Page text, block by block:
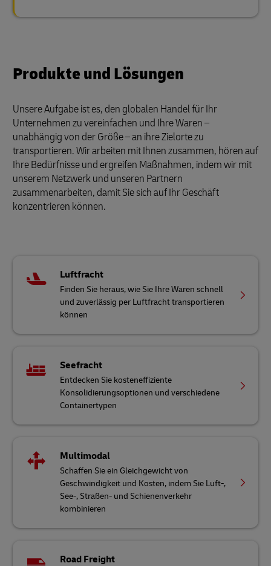
Produkte und Lösungen
Unsere Aufgabe ist es, den globalen Handel für Ihr
Unternehmen zu vereinfachen und Ihre Waren –
unabhängig von der Größe – an ihre Zielorte zu
transportieren. Wir arbeiten mit Ihnen zusammen, hören auf
Ihre Bedürfnisse und ergreifen Maßnahmen, indem wir mit
unserem Netzwerk und unseren Partnern
zusammenarbeiten, damit Sie sich auf Ihr Geschäft
konzentrieren können.
Luftfracht
Finden Sie heraus, wie Sie Ihre Waren schnell
und zuverlässig per Luftfracht transportieren
können
Seefracht
Entdecken Sie kosteneffiziente
Konsolidierungsoptionen und verschiedene
Containertypen
Multimodal
Schaffen Sie ein Gleichgewicht von
Geschwindigkeit und Kosten, indem Sie Luft-,
See-, Straßen- und Schienenverkehr
kombinieren
Road Freight